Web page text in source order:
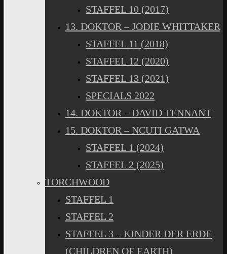
STAFFEL 10 (2017)
13. DOKTOR – JODIE WHITTAKER
STAFFEL 11 (2018)
STAFFEL 12 (2020)
STAFFEL 13 (2021)
SPECIALS 2022
14. DOKTOR – DAVID TENNANT
15. DOKTOR – NCUTI GATWA
STAFFEL 1 (2024)
STAFFEL 2 (2025)
TORCHWOOD
STAFFEL 1
STAFFEL 2
STAFFEL 3 – KINDER DER ERDE
(CHILDREN OF EARTH)